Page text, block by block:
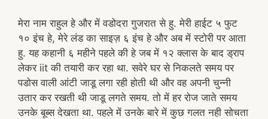
मेरा नाम राहुल हे और में वडोदरा गुजरात से हु. मेरी हाईट ५ फुट
१० इंच हे, मेरे लंड का साइज़ ६ इंच हे और अब में स्टोरी पर आता
हु. यह कहानी ६ महीने पहले की हे जब में १२ क्लास के बाद ड्राप
लेकर iit की तयारी कर रहा था. सवेरे घर से निकलते समय पर
पडोस वाली आंटी जाडू लगा रही होती थी और वह अपनी चुन्नी
उतार कर रखती थी जाडू लगते समय. तो में हर रोज जाते समय
उनके बूब्स देखता था. पहले में उनके बारे में कुछ गलत नही सोचता